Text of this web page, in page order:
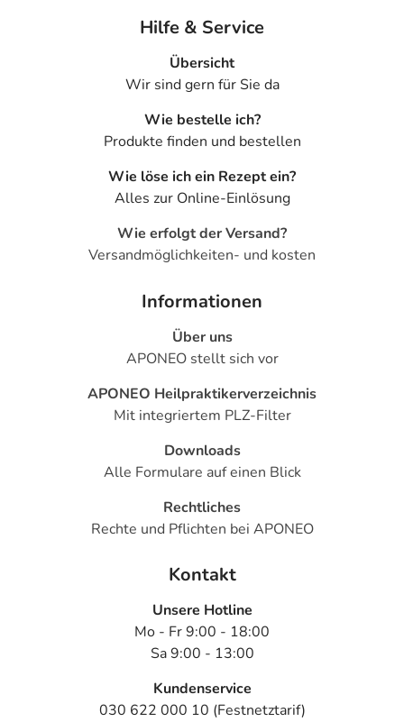
Hilfe & Service
Übersicht
Wir sind gern für Sie da
Wie bestelle ich?
Produkte finden und bestellen
Wie löse ich ein Rezept ein?
Alles zur Online-Einlösung
Wie erfolgt der Versand?
Versandmöglichkeiten- und kosten
Informationen
Über uns
APONEO stellt sich vor
APONEO Heilpraktikerverzeichnis
Mit integriertem PLZ-Filter
Downloads
Alle Formulare auf einen Blick
Rechtliches
Rechte und Pflichten bei APONEO
Kontakt
Unsere Hotline
Mo - Fr 9:00 - 18:00
Sa 9:00 - 13:00
Kundenservice
030 622 000 10 (Festnetztarif)